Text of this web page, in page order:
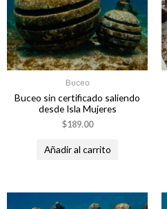
Buceo
Buceo sin certificado saliendo
desde Isla Mujeres
$189.00
Añadir al carrito